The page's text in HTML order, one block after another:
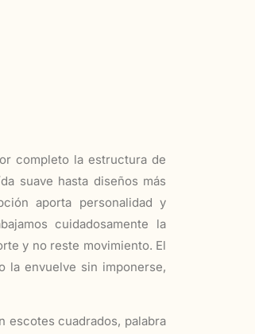
completo la estructura de
suave hasta diseños más
aporta personalidad y
cuidadosamente la
y no reste movimiento. El
la envuelve sin imponerse,
escotes cuadrados, palabra